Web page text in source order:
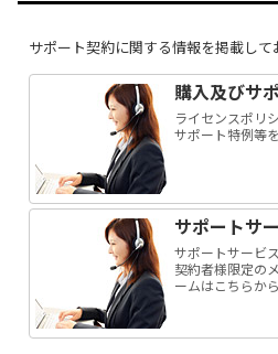
サポート契約に関する情報を掲載して
購入及びサ
ライセンスポリ
サポート特例等
サポートサ
サポートサービ
契約者様限定の
ームはこちらか